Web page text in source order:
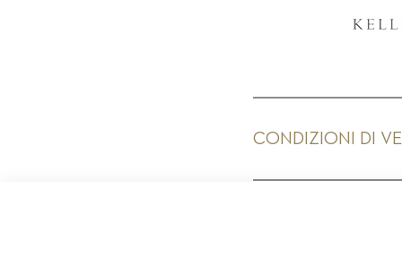
CONDIZIONI DI